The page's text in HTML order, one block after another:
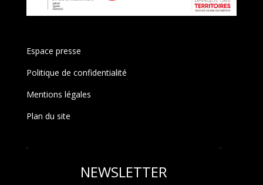
Espace presse
Politique de confidentialité
Mentions légales
Plan du site
NEWSLETTER